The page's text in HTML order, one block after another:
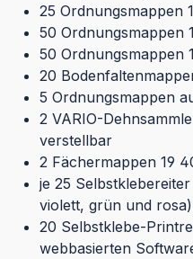
25 Ordnungsmappen
50 Ordnungsmappen
50 Ordnungsmappen
20
5 Ordnungsmappen
2 VARIO-
verstellbar
2 Fächermappen 19
je 25
violett, grün und rosa)
20 Selbstklebe-
webbasierten